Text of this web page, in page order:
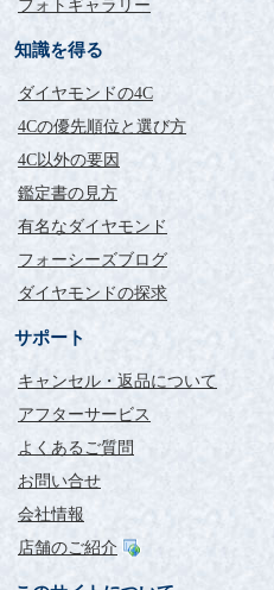
フォトギャラリー
知識を得る
ダイヤモンドの4C
4Cの優先順位と選び方
4C以外の要因
鑑定書の見方
有名なダイヤモンド
フォーシーズブログ
ダイヤモンドの探求
サポート
キャンセル・返品について
アフターサービス
よくあるご質問
お問い合せ
会社情報
店舗のご紹介